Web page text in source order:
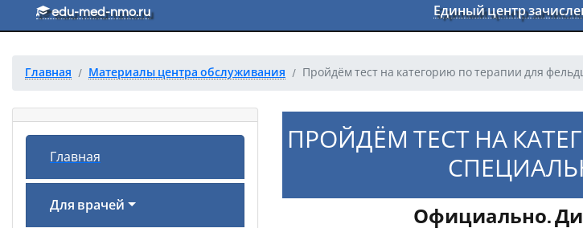
Перейти к основному тексту
edu-med-nmo.ru Единый центр
Главная Материалы центра обслуживания Пройдём тест на категорию по терапии для
Главная
Для врачей
ПРОЙДЁМ ТЕСТ НА
Официально.